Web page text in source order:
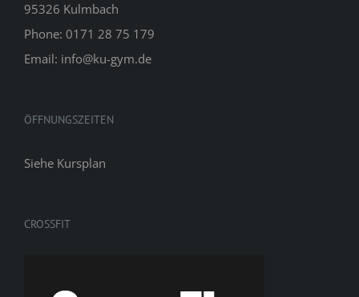
95326 Kulmbach
Phone: 0171 28 75 179
Email: info@ku-gym.de
ÖFFNUNGSZEITEN
Siehe Kursplan
CROSSFIT